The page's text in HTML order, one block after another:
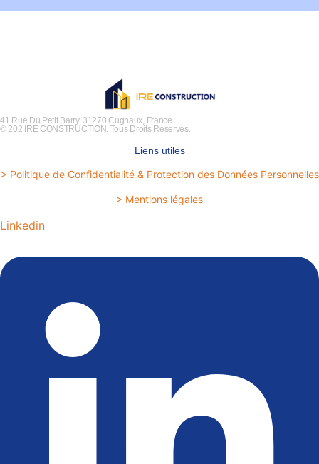
41 Rue Du Petit Barry, 31270 Cugnaux, France
© 202 IRE CONSTRUCTION. Tous Droits Réservés.
Liens utiles
> Politique de Confidentialité & Protection des Données Personnelles
> Mentions légales
Linkedin